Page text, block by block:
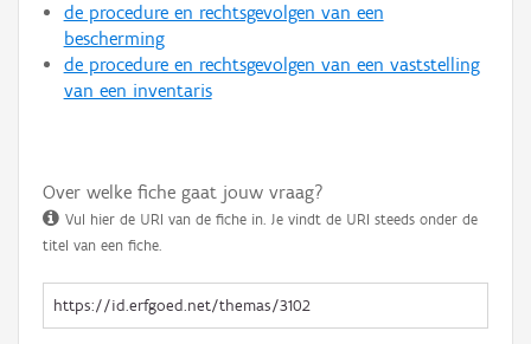
de procedure en rechtsgevolgen van een
bescherming
de procedure en rechtsgevolgen van een vaststelling
van een inventaris
Over welke fiche gaat jouw vraag?
Vul hier de URI van de fiche in. Je vindt de URI steeds onder de
titel van een fiche.